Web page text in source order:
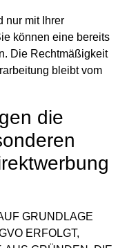
nur mit Ihrer
können eine bereits
Die Rechtmäßigkeit
bleibt vom
die
GRUNDLAGE
ERFOLGT,